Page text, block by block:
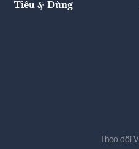
Tiêu & Dùng
Theo dõi